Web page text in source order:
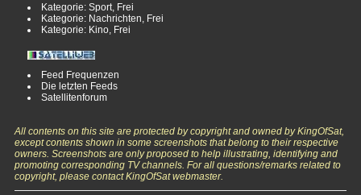
Kategorie: Sport, Frei
Kategorie: Nachrichten, Frei
Kategorie: Kino, Frei
Feed Frequenzen
Die letzten Feeds
Satellitenforum
All contents on this site are protected by copyright and owned by KingOfSat,
except contents shown in some screenshots that belong to their respective
owners. Screenshots are only proposed to help illustrating, identifying and
promoting corresponding TV channels. For all questions/remarks related to
copyright, please contact KingOfSat webmaster.